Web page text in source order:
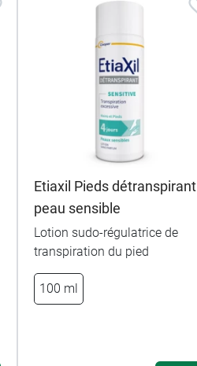
Etiaxil Pieds détranspirant
peau sensible
Lotion sudo-régulatrice de
transpiration du pied
100 ml